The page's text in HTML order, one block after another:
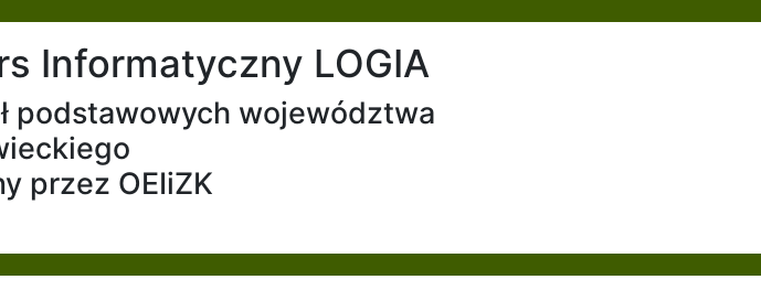
Informatyczny LOGIA
podstawowych województwa
przez OEIiZK